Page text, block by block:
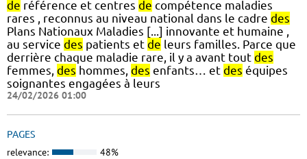
de référence et centres de compétence maladies
rares , reconnus au niveau national dans le cadre des
Plans Nationaux Maladies [...] innovante et humaine ,
au service des patients et de leurs familles. Parce que
derrière chaque maladie rare, il y a avant tout des
femmes, des hommes, des enfants… et des équipes
soignantes engagées à leurs
24/02/2026 01:00
PAGES
relevance: 48%